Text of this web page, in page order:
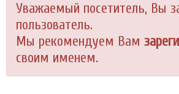
Уважаемый посетитель, Вы
пользователь.
Мы рекомендуем Вам
своим именем.